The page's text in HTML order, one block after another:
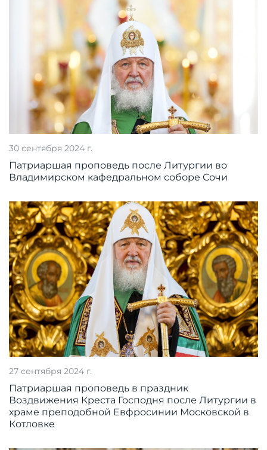
30 сентября 2024 г.
Патриаршая проповедь после Литургии во
Владимирском кафедральном соборе Сочи
27 сентября 2024 г.
Патриаршая проповедь в праздник
Воздвижения Креста Господня после Литургии в
храме преподобной Евфросинии Московской в
Котловке